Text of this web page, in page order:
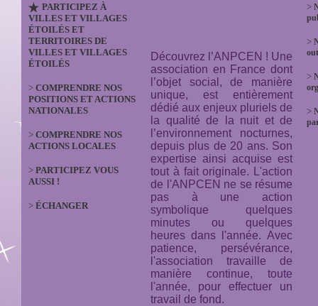
PARTICIPEZ À
VILLES ET VILLAGES
ÉTOILÉS ET
TERRITOIRES DE
VILLES ET VILLAGES
ÉTOILÉS
> COMPRENDRE NOS
POSITIONS ET ACTIONS
NATIONALES
> COMPRENDRE NOS
ACTIONS LOCALES
> PARTICIPEZ VOUS
AUSSI !
> ÉCHANGER
Découvrez l’ANPCEN ! Une
association en France dont
l’objet social, de manière
unique, est entièrement
dédié aux enjeux pluriels de
la qualité de la nuit et de
l’environnement nocturnes,
depuis plus de 20 ans. Son
expertise ainsi acquise est
tout à fait originale. L'action
de l'ANPCEN ne se résume
pas à une action
symbolique quelques
minutes ou quelques
heures dans l'année. Avec
patience, persévérance,
l'association travaille de
manière continue, toute
l'année, pour effectuer un
travail de fond.
>
>
>
>